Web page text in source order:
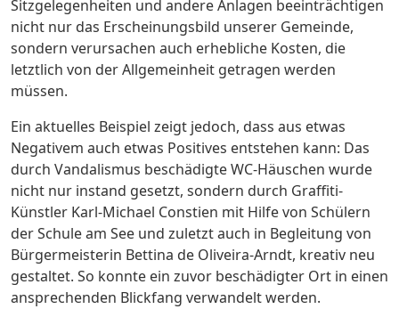
Sitzgelegenheiten und andere Anlagen beeinträchtigen
nicht nur das Erscheinungsbild unserer Gemeinde,
sondern verursachen auch erhebliche Kosten, die
letztlich von der Allgemeinheit getragen werden
müssen.
Ein aktuelles Beispiel zeigt jedoch, dass aus etwas
Negativem auch etwas Positives entstehen kann: Das
durch Vandalismus beschädigte WC-Häuschen wurde
nicht nur instand gesetzt, sondern durch Graffiti-
Künstler Karl-Michael Constien mit Hilfe von Schülern
der Schule am See und zuletzt auch in Begleitung von
Bürgermeisterin Bettina de Oliveira-Arndt, kreativ neu
gestaltet. So konnte ein zuvor beschädigter Ort in einen
ansprechenden Blickfang verwandelt werden.